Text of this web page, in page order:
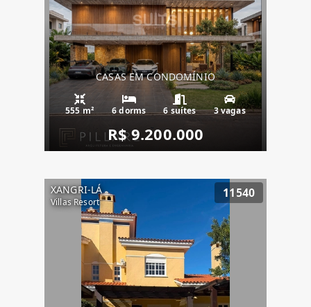
CASAS EM CONDOMÍNIO
555 m² 6 dorms 6 suítes 3 vagas
R$ 9.200.000
XANGRI-LÁ
Villas Resort
11540